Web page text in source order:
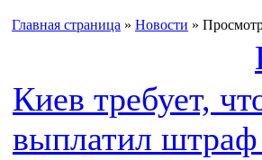
Главная страница » Новости »
Киев требует,
выплатил штраф